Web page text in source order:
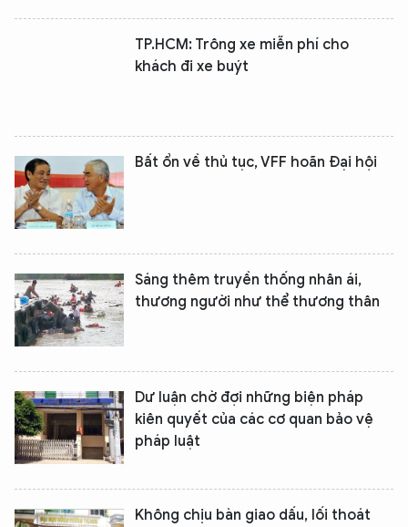
TP.HCM: Trông xe miễn phí cho
khách đi xe buýt
Bất ổn về thủ tục, VFF hoãn Đại hội
Sáng thêm truyền thống nhân ái,
thương người như thể thương thân
Dư luận chờ đợi những biện pháp
kiên quyết của các cơ quan bảo vệ
pháp luật
Không chịu bàn giao dấu, lối thoát
XIN CHÀO,
TÔI LÀ CHATBOT CỦA
Hãy hỏi tôi bất kỳ điều gì bạn cần biết về
An Ninh Thủ Đô nhé. Tôi sẵn sàng hỗ trợ!